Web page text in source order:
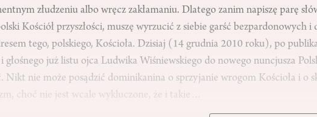
złudzeniu albo wręcz zakłamaniu. Dlatego zanim napiszę parę
Kościół przyszłości, muszę wyrzucić z siebie garść bezpardonowych
tego, polskiego, Kościoła. Dzisiaj (14 grudnia 2010 roku), po
głośnego już listu ojca Ludwika Wiśniewskiego do nowego nuncjusza
Nikt nie może posądzić dominikanina o sprzyjanie wrogom Kościoła i o
choć nie jest wcale wykluczone, że i takie…